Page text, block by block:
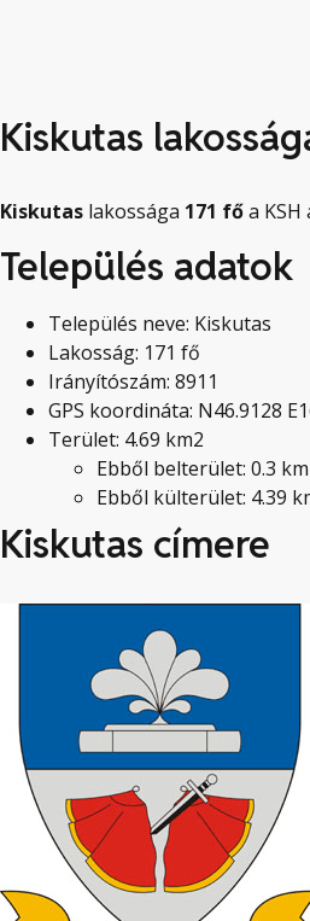
Kiskutas
Kiskutas lakossága 171 főa
Település adatok
Település neve: Kiskutas
Lakosság: 171 fő
Irányítószám: 8911
GPS koordináta: N46.9128
Terület: 4.69 km2
Ebből belterület: 0.3
Ebből külterület: 4.39
Kiskutas címere